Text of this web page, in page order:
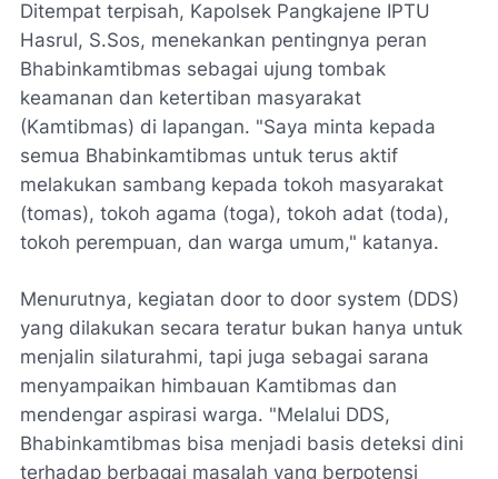
Ditempat terpisah, Kapolsek Pangkajene IPTU
Hasrul, S.Sos, menekankan pentingnya peran
Bhabinkamtibmas sebagai ujung tombak
keamanan dan ketertiban masyarakat
(Kamtibmas) di lapangan. "Saya minta kepada
semua Bhabinkamtibmas untuk terus aktif
melakukan sambang kepada tokoh masyarakat
(tomas), tokoh agama (toga), tokoh adat (toda),
tokoh perempuan, dan warga umum," katanya.
Menurutnya, kegiatan door to door system (DDS)
yang dilakukan secara teratur bukan hanya untuk
menjalin silaturahmi, tapi juga sebagai sarana
menyampaikan himbauan Kamtibmas dan
mendengar aspirasi warga. "Melalui DDS,
Bhabinkamtibmas bisa menjadi basis deteksi dini
terhadap berbagai masalah yang berpotensi